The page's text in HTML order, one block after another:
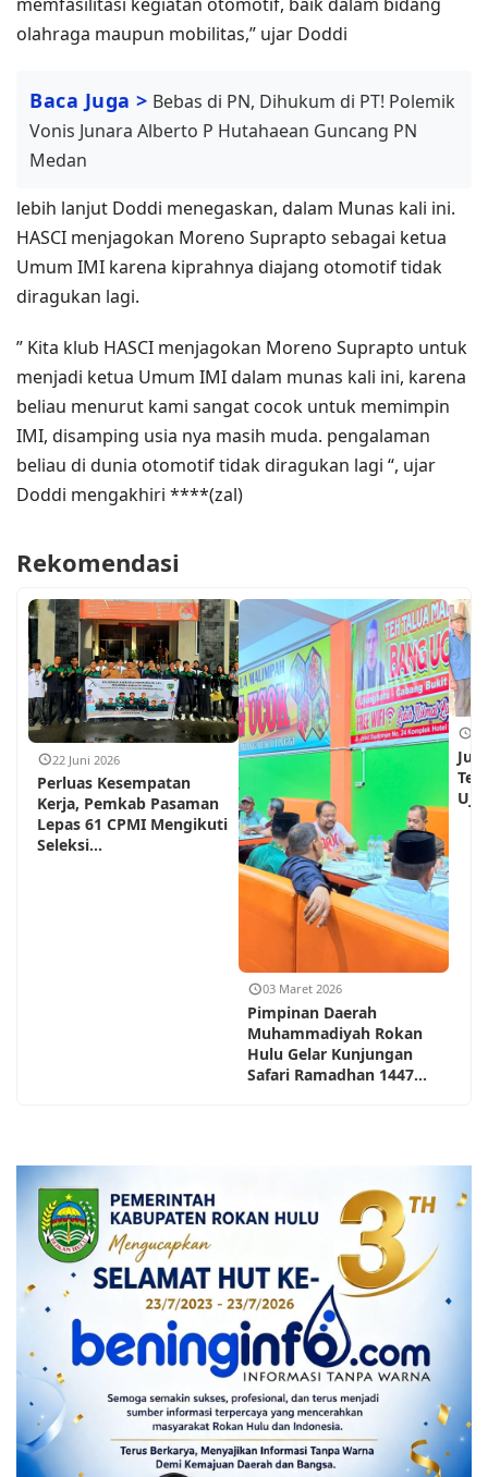
olahraga maupun mobilitas,” ujar Doddi
Baca Juga > Bebas di PN, Dihukum di PT! Polemik
Vonis Junara Alberto P Hutahaean Guncang PN
Medan
lebih lanjut Doddi menegaskan, dalam Munas kali ini.
HASCI menjagokan Moreno Suprapto sebagai ketua
Umum IMI karena kiprahnya diajang otomotif tidak
diragukan lagi.
” Kita klub HASCI menjagokan Moreno Suprapto untuk
menjadi ketua Umum IMI dalam munas kali ini, karena
beliau menurut kami sangat cocok untuk memimpin
IMI, disamping usia nya masih muda. pengalaman
beliau di dunia otomotif tidak diragukan lagi “, ujar
Doddi mengakhiri ****(zal)
Rekomendasi
22 Juni 2026
Perluas Kesempatan
Kerja, Pemkab Pasaman
Lepas 61 CPMI Mengikuti
Seleksi...
03 Maret 2026
Pimpinan Daerah
Muhammadiyah Rokan
Hulu Gelar Kunjungan
Safari Ramadhan 1447...